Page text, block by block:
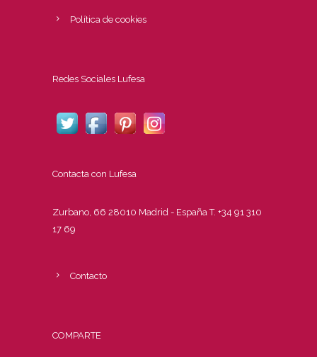
Política de cookies
Redes Sociales Lufesa
Contacta con Lufesa
Zurbano, 66 28010 Madrid - España T. +34 91 310
17 69
Contacto
COMPARTE